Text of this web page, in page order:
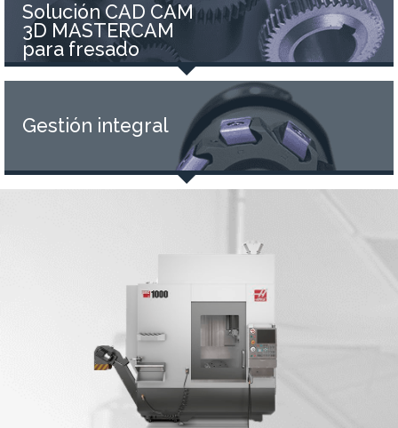
Solución CAD CAM
3D MASTERCAM
para fresado
Gestión integral